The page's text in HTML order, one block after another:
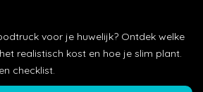
voor je huwelijk? Ontdek welke
realistisch kost en hoe je slim plant.
checklist.